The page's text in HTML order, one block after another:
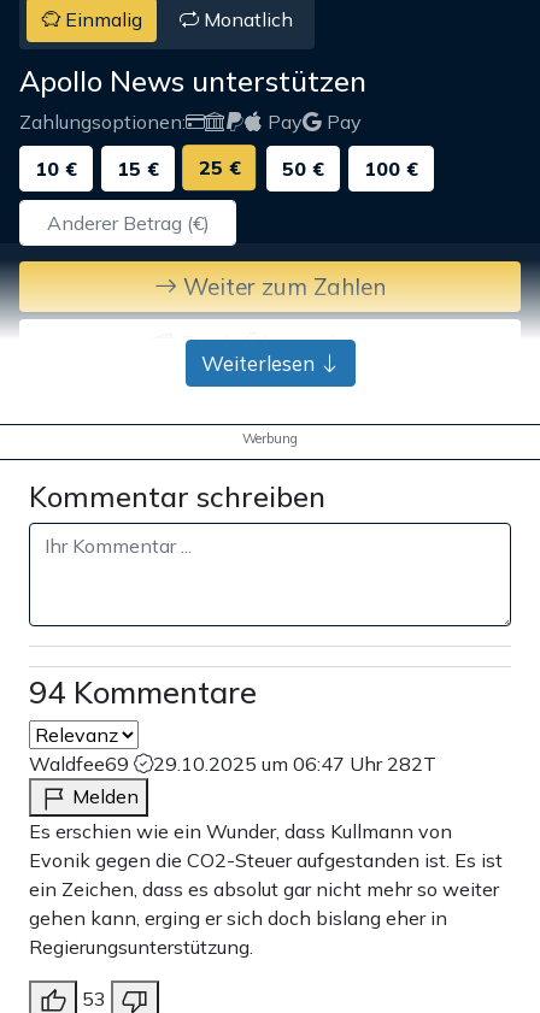
Einmalig Monatlich
Apollo News unterstützen
Zahlungsoptionen: Pay
Pay
10 €
15 € 25 € 50 € 100 €
Weiter zum Zahlen
Bank-Überweisung
Weiterlesen
Werbung
Kommentar schreiben
94 Kommentare
Waldfee69 29.10.2025 um 06:47 Uhr 282T
Melden
Es erschien wie ein Wunder, dass Kullmann von
Evonik gegen die CO2-Steuer aufgestanden ist. Es ist
ein Zeichen, dass es absolut gar nicht mehr so weiter
gehen kann, erging er sich doch bislang eher in
Regierungsunterstützung.
53